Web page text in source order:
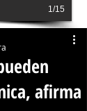
1/15
afirma